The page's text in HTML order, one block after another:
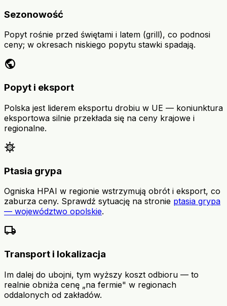
Sezonowość
Popyt rośnie przed świętami i latem (grill), co podnosi
ceny; w okresach niskiego popytu stawki spadają.
public
Popyt i eksport
Polska jest liderem eksportu drobiu w UE — koniunktura
eksportowa silnie przekłada się na ceny krajowe i
regionalne.
coronavirus
Ptasia grypa
Ogniska HPAI w regionie wstrzymują obrót i eksport, co
zaburza ceny. Sprawdź sytuację na stronie ptasia grypa
— województwo opolskie.
local_shipping
Transport i lokalizacja
Im dalej do ubojni, tym wyższy koszt odbioru — to
realnie obniża cenę „na fermie" w regionach
oddalonych od zakładów.